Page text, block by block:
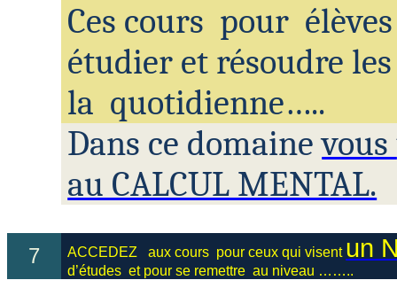
Ces cours pour élèves
étudier et résoudre
la quotidienne…..
Dans ce domainevous
au CALCUL MENTAL.
7 ACCEDEZ auxcours pour ceux qui visent un
d’études etpour se remettre au niveau ……..